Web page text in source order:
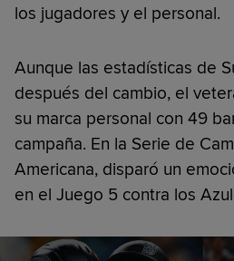
los jugadores y el personal.
Aunque las estadísticas de
después del cambio, el
su marca personal con 49
campaña. En la Serie de
Americana, disparó un
en el Juego 5 contra los